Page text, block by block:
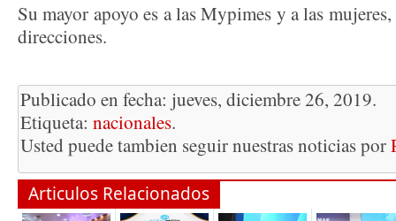
Su mayor apoyo es a las Mypimes y a las
direcciones.
Publicado en fecha: jueves, diciembre 26, 2019.
Etiqueta: nacionales.
Usted puede tambien seguir nuestras noticias por
Articulos Relacionados